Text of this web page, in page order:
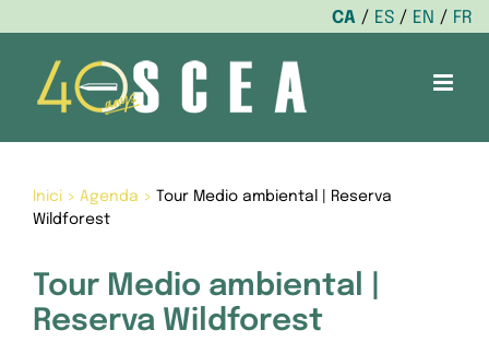
CA ES EN
FR
content
Inici> Agenda >
Tour Medio ambiental | Reserva
Wildforest
Tour Medio ambiental |
Reserva Wildforest